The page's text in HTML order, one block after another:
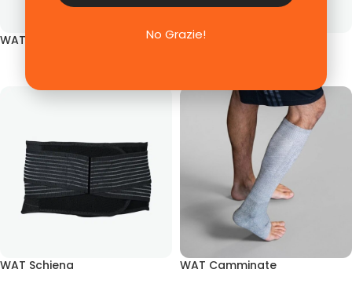
WAT Polso
WAT Spalla
WAT Schiena
WAT Camminate
No Grazie!